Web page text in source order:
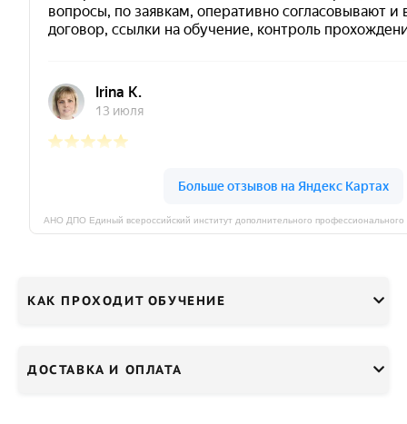
КАК ПРОХОДИТ ОБУЧЕНИЕ
ДОСТАВКА И ОПЛАТА